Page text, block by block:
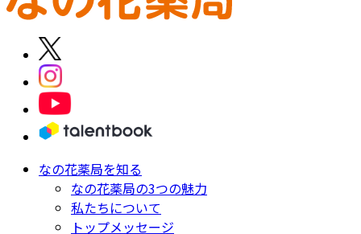
なの花薬局を知る
なの花薬局の3つの魅力
私たちについて
トップメッセージ